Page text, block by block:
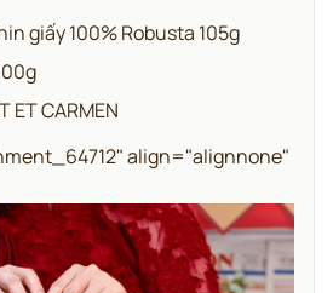
giấy 100% Robusta 105g
ET CARMEN
align="alignnone"